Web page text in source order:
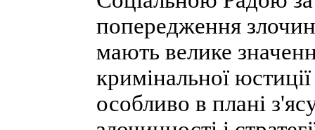
попередження
мають велике
кримінальної
особливо в плані